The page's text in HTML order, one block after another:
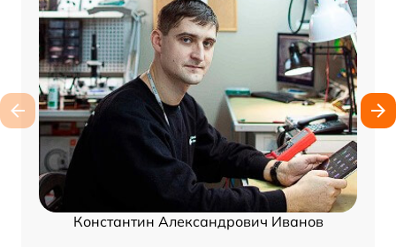
Константин Александрович Иванов